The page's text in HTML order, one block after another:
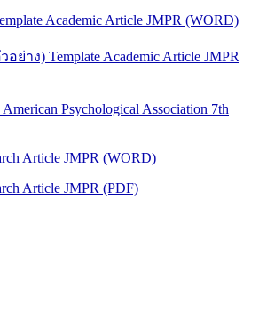
Academic Article JMPR (WORD)
าง) Template Academic Article JMPR
Psychological Association 7th
Article JMPR (WORD)
Article JMPR (PDF)